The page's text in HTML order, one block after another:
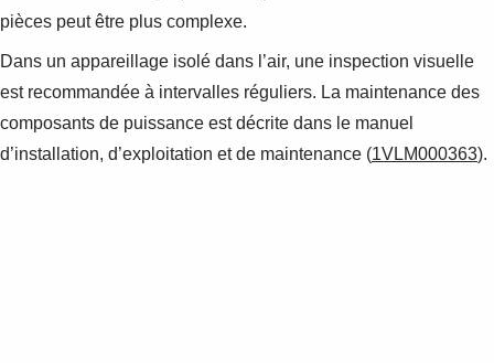
pièces peut être plus complexe.
Dans un appareillage isolé dans l’air, une inspection visuelle
est recommandée à intervalles réguliers. La maintenance des
composants de puissance est décrite dans le manuel
d’installation, d’exploitation et de maintenance (1VLM000363).